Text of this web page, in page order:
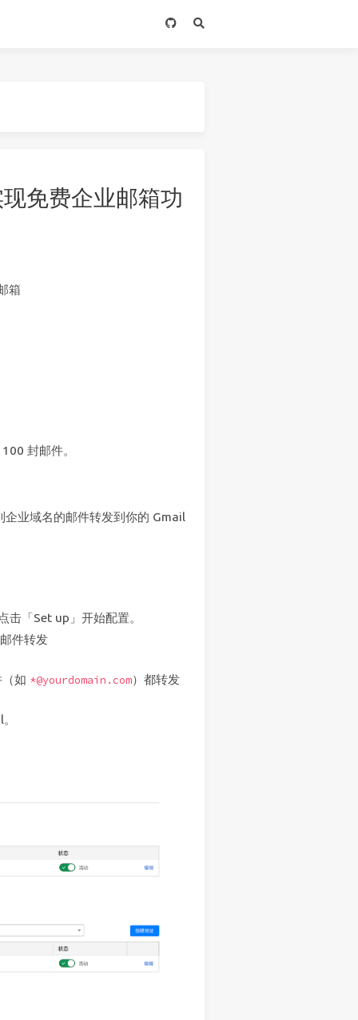
免费企业邮箱功
箱
封邮件。
业域名的邮件转发到你的 Gmail
「Set up」开始配置。
件转发
如 *@yourdomain.com）都转发